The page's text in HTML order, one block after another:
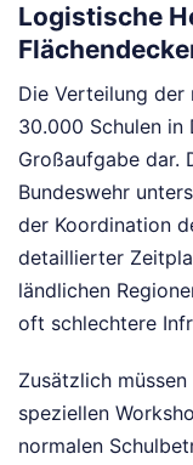
Logistische
Die Verteilung
30.000 Schulen
Großaufgabe dar.
Bundeswehr
der Koordination
detaillierter
ländlichen
oft schlechtere
Zusätzlich
speziellen
normalen